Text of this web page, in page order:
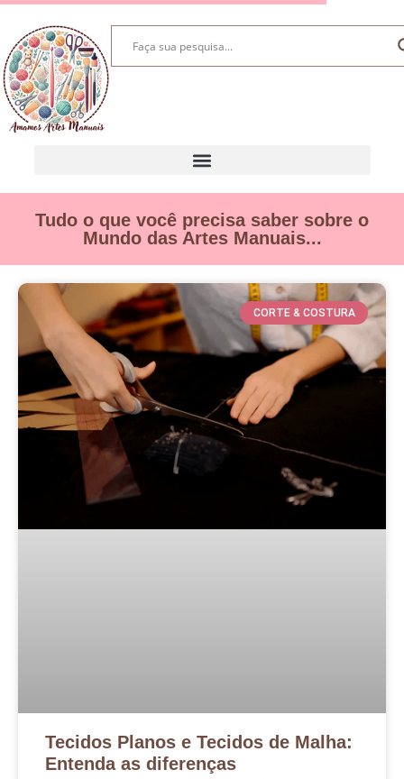
Tudo o que você precisa saber sobre o
Mundo das Artes Manuais...
CORTE & COSTURA
Tecidos Planos e Tecidos de Malha:
Entenda as diferenças